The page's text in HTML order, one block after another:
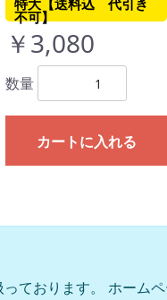
不可】
￥3,080
数量
カートに入れる
ております。 ホーム